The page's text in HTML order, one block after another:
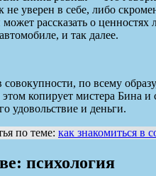
не уверен в себе, либо
рассказать о
и так далее.
совокупности, по всему
копирует мистера Бина
удовольствие и деньги.
по теме: как знакомиться в
психология